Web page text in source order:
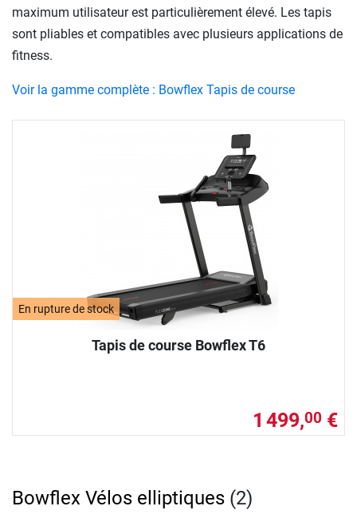
En rupture de stock
Tapis de course Bowflex T6
1 499,00 €
maximum utilisateur est particulièrement élevé. Les tapis
sont pliables et compatibles avec plusieurs applications de
fitness.
Voir la gamme complète : Bowflex Tapis de course
Bowflex Vélos elliptiques (2)